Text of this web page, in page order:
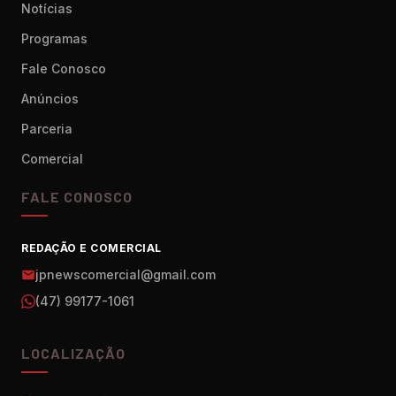
Notícias
Programas
Fale Conosco
Anúncios
Parceria
Comercial
FALE CONOSCO
REDAÇÃO E COMERCIAL
jpnewscomercial@gmail.com
(47) 99177-1061
LOCALIZAÇÃO